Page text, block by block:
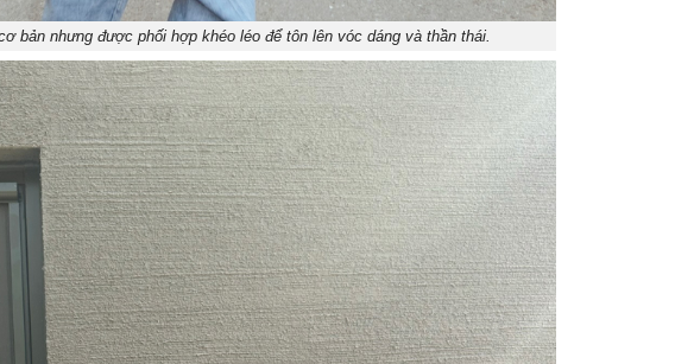
bản nhưng được phối hợp khéo léo để tôn lên vóc dáng và thần thái.